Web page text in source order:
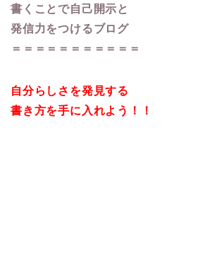
書くことで自己開示と
発信力をつけるブログ
＝＝＝＝＝＝＝＝＝＝＝
自分らしさを発見する
書き方を手に入れよう！！